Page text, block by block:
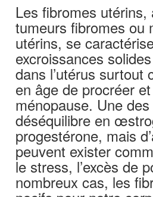
Les fibromes utérins,
tumeurs fibromes ou
utérins, se
excroissances
dans l’utérus surtout
en âge de procréer
ménopause. Une
déséquilibre en
progestérone, mais
peuvent exister
le stress, l’excès de
nombreux cas, les